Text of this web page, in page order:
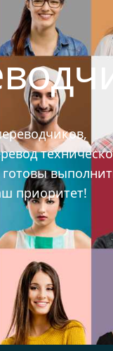
готовы
приоритет!